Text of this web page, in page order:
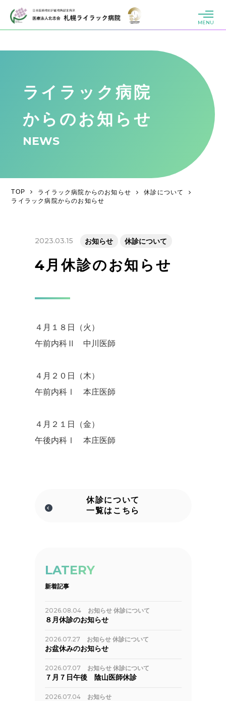
MENU
ライラック病院
からのお知らせ
NEWS
TOP ライラック病院からのお知らせ
休診について
ライラック病院からのお知らせ
2023.03.15 お知らせ 休診について
4月休診のお知らせ
４月１８日（火）
午前内科Ⅱ 中川医師
４月２０日（木）
午前内科Ⅰ 本庄医師
４月２１日（金）
午後内科Ⅰ 本庄医師
休診について
一覧はこちら
LATERY
新着記事
2026.08.04 お知らせ 休診について
８月休診のお知らせ
2026.07.27 お知らせ 休診について
お盆休みのお知らせ
2026.07.07 お知らせ 休診について
７月７日午後 陰山医師休診
2026.07.04 お知らせ